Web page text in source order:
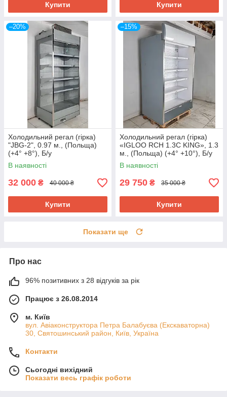
Купити Купити
–20%
Холодильний регал (гірка)
"JBG-2", 0.97 м., (Польща)
(+4° +8°), Б/у
В наявності
32 000 ₴ 40 000 ₴
Купити
–15%
Холодильний регал (гірка)
«IGLOO RCH 1.3C KING», 1.3
м., (Польща) (+4° +10°), Б/у
В наявності
29 750 ₴ 35 000 ₴
Купити
Показати ще
Про нас
96% позитивних з 28 відгуків за рік
Працює з 26.08.2014
м. Київ
вул. Авіаконструктора Петра Балабуєва (Екскаваторна)
30, Святошинський район, Київ, Україна
Контакти
Сьогодні вихідний
Показати весь графік роботи